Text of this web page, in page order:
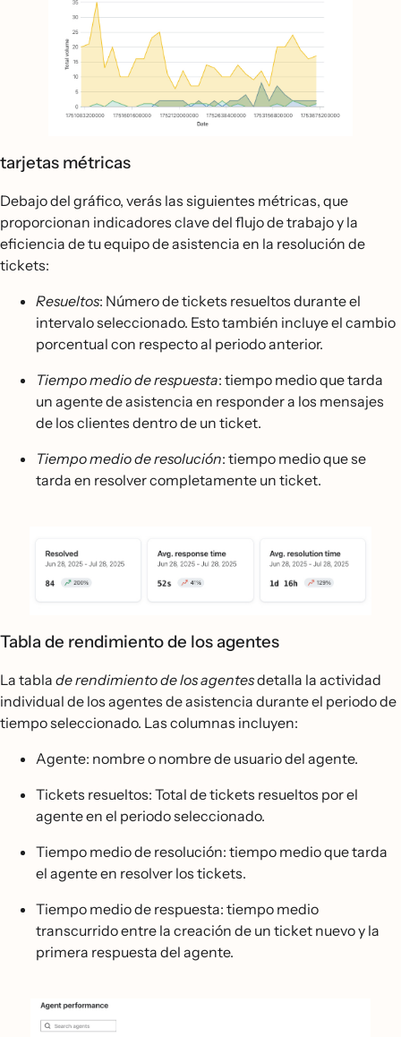
tarjetas métricas
Debajo del gráfico, verás las siguientes métricas, que
proporcionan indicadores clave del flujo de trabajo y la
eficiencia de tu equipo de asistencia en la resolución de
tickets:
Resueltos: Número de tickets resueltos durante el
intervalo seleccionado. Esto también incluye el cambio
porcentual con respecto al periodo anterior.
Tiempo medio de respuesta: tiempo medio que tarda
un agente de asistencia en responder a los mensajes
de los clientes dentro de un ticket.
Tiempo medio de resolución: tiempo medio que se
tarda en resolver completamente un ticket.
Tabla de rendimiento de los agentes
La tabla de rendimiento de los agentesdetalla la actividad
individual de los agentes de asistencia durante el periodo de
tiempo seleccionado. Las columnas incluyen:
Agente: nombre o nombre de usuario del agente.
Tickets resueltos: Total de tickets resueltos por el
agente en el periodo seleccionado.
Tiempo medio de resolución: tiempo medio que tarda
el agente en resolver los tickets.
Tiempo medio de respuesta: tiempo medio
transcurrido entre la creación de un ticket nuevo y la
primera respuesta del agente.